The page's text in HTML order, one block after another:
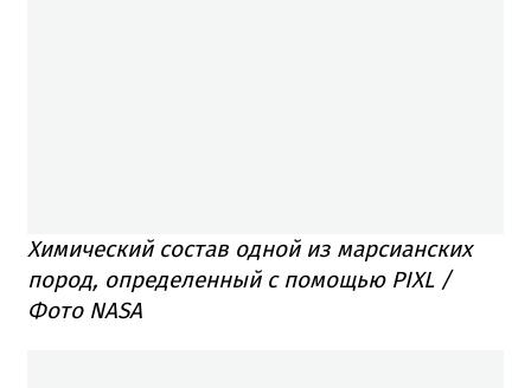
Химический состав одной из марсианских
пород, определенный с помощью PIXL /
Фото NASA